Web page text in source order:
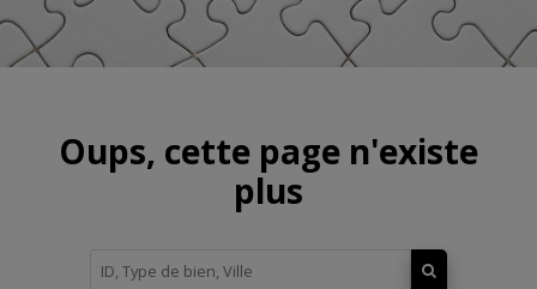
Oups, cette page n'existe
plus